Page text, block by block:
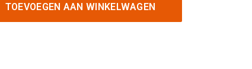
TOEVOEGEN AAN WINKELWAGEN